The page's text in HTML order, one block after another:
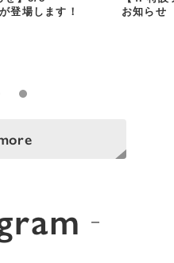
登場します！
お知らせ